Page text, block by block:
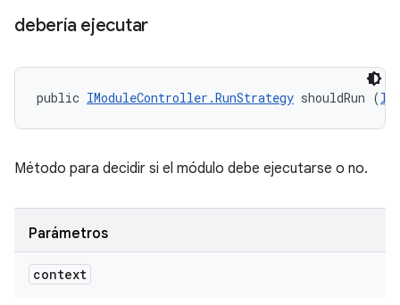
debería ejecutar
public IModuleController.RunStrategy shouldRun (
Método para decidir si el módulo debe ejecutarse o no.
Parámetros
context